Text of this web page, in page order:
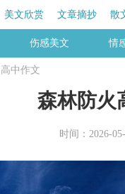
美文欣赏 文章摘抄 散
伤感美文 情
高中作文
森林防火
时间：2026-